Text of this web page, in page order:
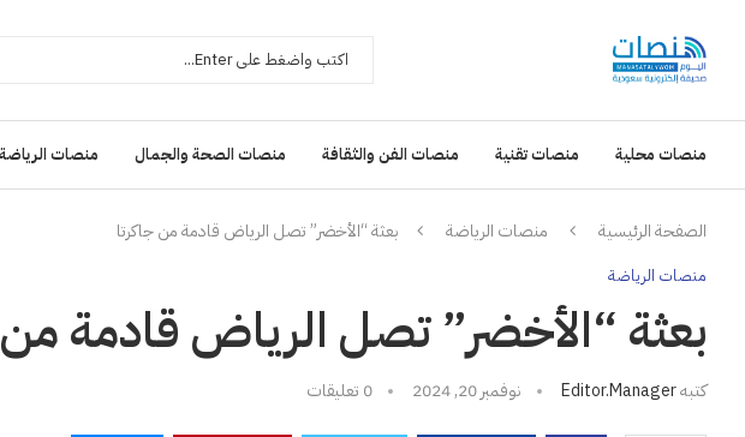
منصات محلية منصات تقنية منصات الفن والثقافة منصات الصحة والجمال منصات الرياضة
الصفحة الرئيسية منصات الرياضة بعثة “الأخضر” تصل الرياض قادمة من جاكرتا
منصات الرياضة
بعثة “الأخضر” تصل الرياض قادمة من
كتبهEditor.manager نوفمبر 20, 2024 0 تعليقات